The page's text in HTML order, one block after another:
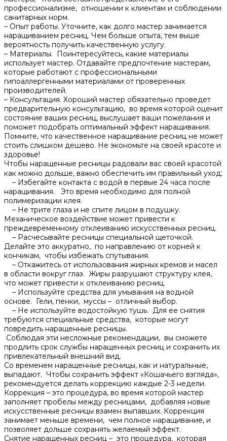
профессионализме, отношении к клиентам и соблюдении
санитарных норм.​
– Опыт работы.​ Уточните, как долго мастер занимается
наращиванием ресниц.​ Чем больше опыта, тем выше
вероятность получить качественную услугу.​
– Материалы.​ Поинтересуйтесь, какие материалы
использует мастер.​ Отдавайте предпочтение мастерам,
которые работают с профессиональными
гипоаллергенными материалами от проверенных
производителей.​
– Консультация.​ Хороший мастер обязательно проведет
предварительную консультацию, во время которой оценит
состояние ваших ресниц, выслушает ваши пожелания и
поможет подобрать оптимальный эффект наращивания.​
Помните, что качественное наращивание ресниц не может
стоить слишком дешево.​ Не экономьте на своей красоте и
здоровье!​
Чтобы наращенные ресницы радовали вас своей красотой
как можно дольше, важно обеспечить им правильный уход⁚
– Избегайте контакта с водой в первые 24 часа после
наращивания.​ Это время необходимо для полной
полимеризации клея.​
– Не трите глаза и не спите лицом в подушку.​
Механическое воздействие может привести к
преждевременному отклеиванию искусственных ресниц.​
– Расчесывайте ресницы специальной щеточкой.​
Делайте это аккуратно, по направлению от корней к
кончикам, чтобы избежать спутывания.
– Откажитесь от использования жирных кремов и масел
в области вокруг глаз. Жиры разрушают структуру клея,
что может привести к отклеиванию ресниц.​
– Используйте средства для умывания на водной
основе.​ Гели, пенки, муссы – отличный выбор.​
– Не используйте водостойкую тушь.​ Для ее снятия
требуются специальные средства, которые могут
повредить наращенные ресницы.​
Соблюдая эти несложные рекомендации, вы сможете
продлить срок службы наращенных ресниц и сохранить их
привлекательный внешний вид.​
Со временем наращенные ресницы, как и натуральные,
выпадают. Чтобы сохранить эффект «Кошачьего взгляда»,
рекомендуется делать коррекцию каждые 2-3 недели.​
Коррекция – это процедура, во время которой мастер
заполняет пробелы между ресницами, добавляя новые
искусственные ресницы взамен выпавших.​ Коррекция
занимает меньше времени, чем полное наращивание, и
позволяет дольше сохранять желаемый эффект.​
Снятие наращенных ресниц – это процедура, которая